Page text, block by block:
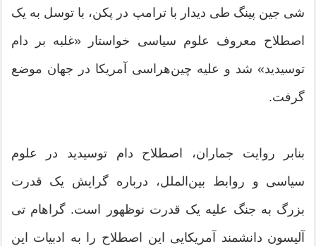
شی جین پینگ طی دیدار با ترامپ در پکن، با توسل به یک
اصطلاح معروف علوم سیاسی خواستار «غلبه بر دام
توسیدید» شد و علیه چین‌هراسی آمریکا در جهان موضع
گرفت.
بنابر روایت جماران، اصطلاح دام توسیدید در علوم
سیاسی و روابط بین‌الملل، درباره گرایش یک قدرت
بزرگ به جنگ علیه یک قدرت نوظهور است. گراهام تی
آلیسون دانشمند آمریکایی این اصطلاح را به ادبیات این